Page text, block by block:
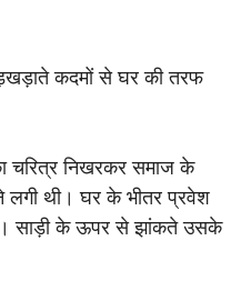
कदमों से घर की तरफ
चरित्र निखरकर समाज के
लगी थी। घर के भीतर प्रवेश
साड़ी के ऊपर से झांकते उसके